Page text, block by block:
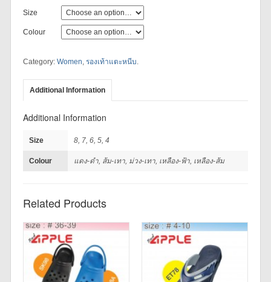
Size
Colour
Category: Women, รองเท้าแตะหนีบ.
Additional Information
Additional Information
Size 8, 7, 6, 5, 4
Colour แดง-ดำ, ส้ม-เทา, ม่วง-เทา, เหลือง-ฟ้า, เหลือง-ส้ม
Related Products